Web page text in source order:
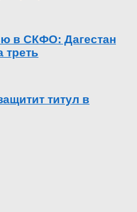
в СКФО: Дагестан
треть
титул в